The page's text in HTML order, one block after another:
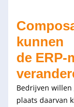
kunnen
de ERP-
Bedrijven willen
plaats daarvan